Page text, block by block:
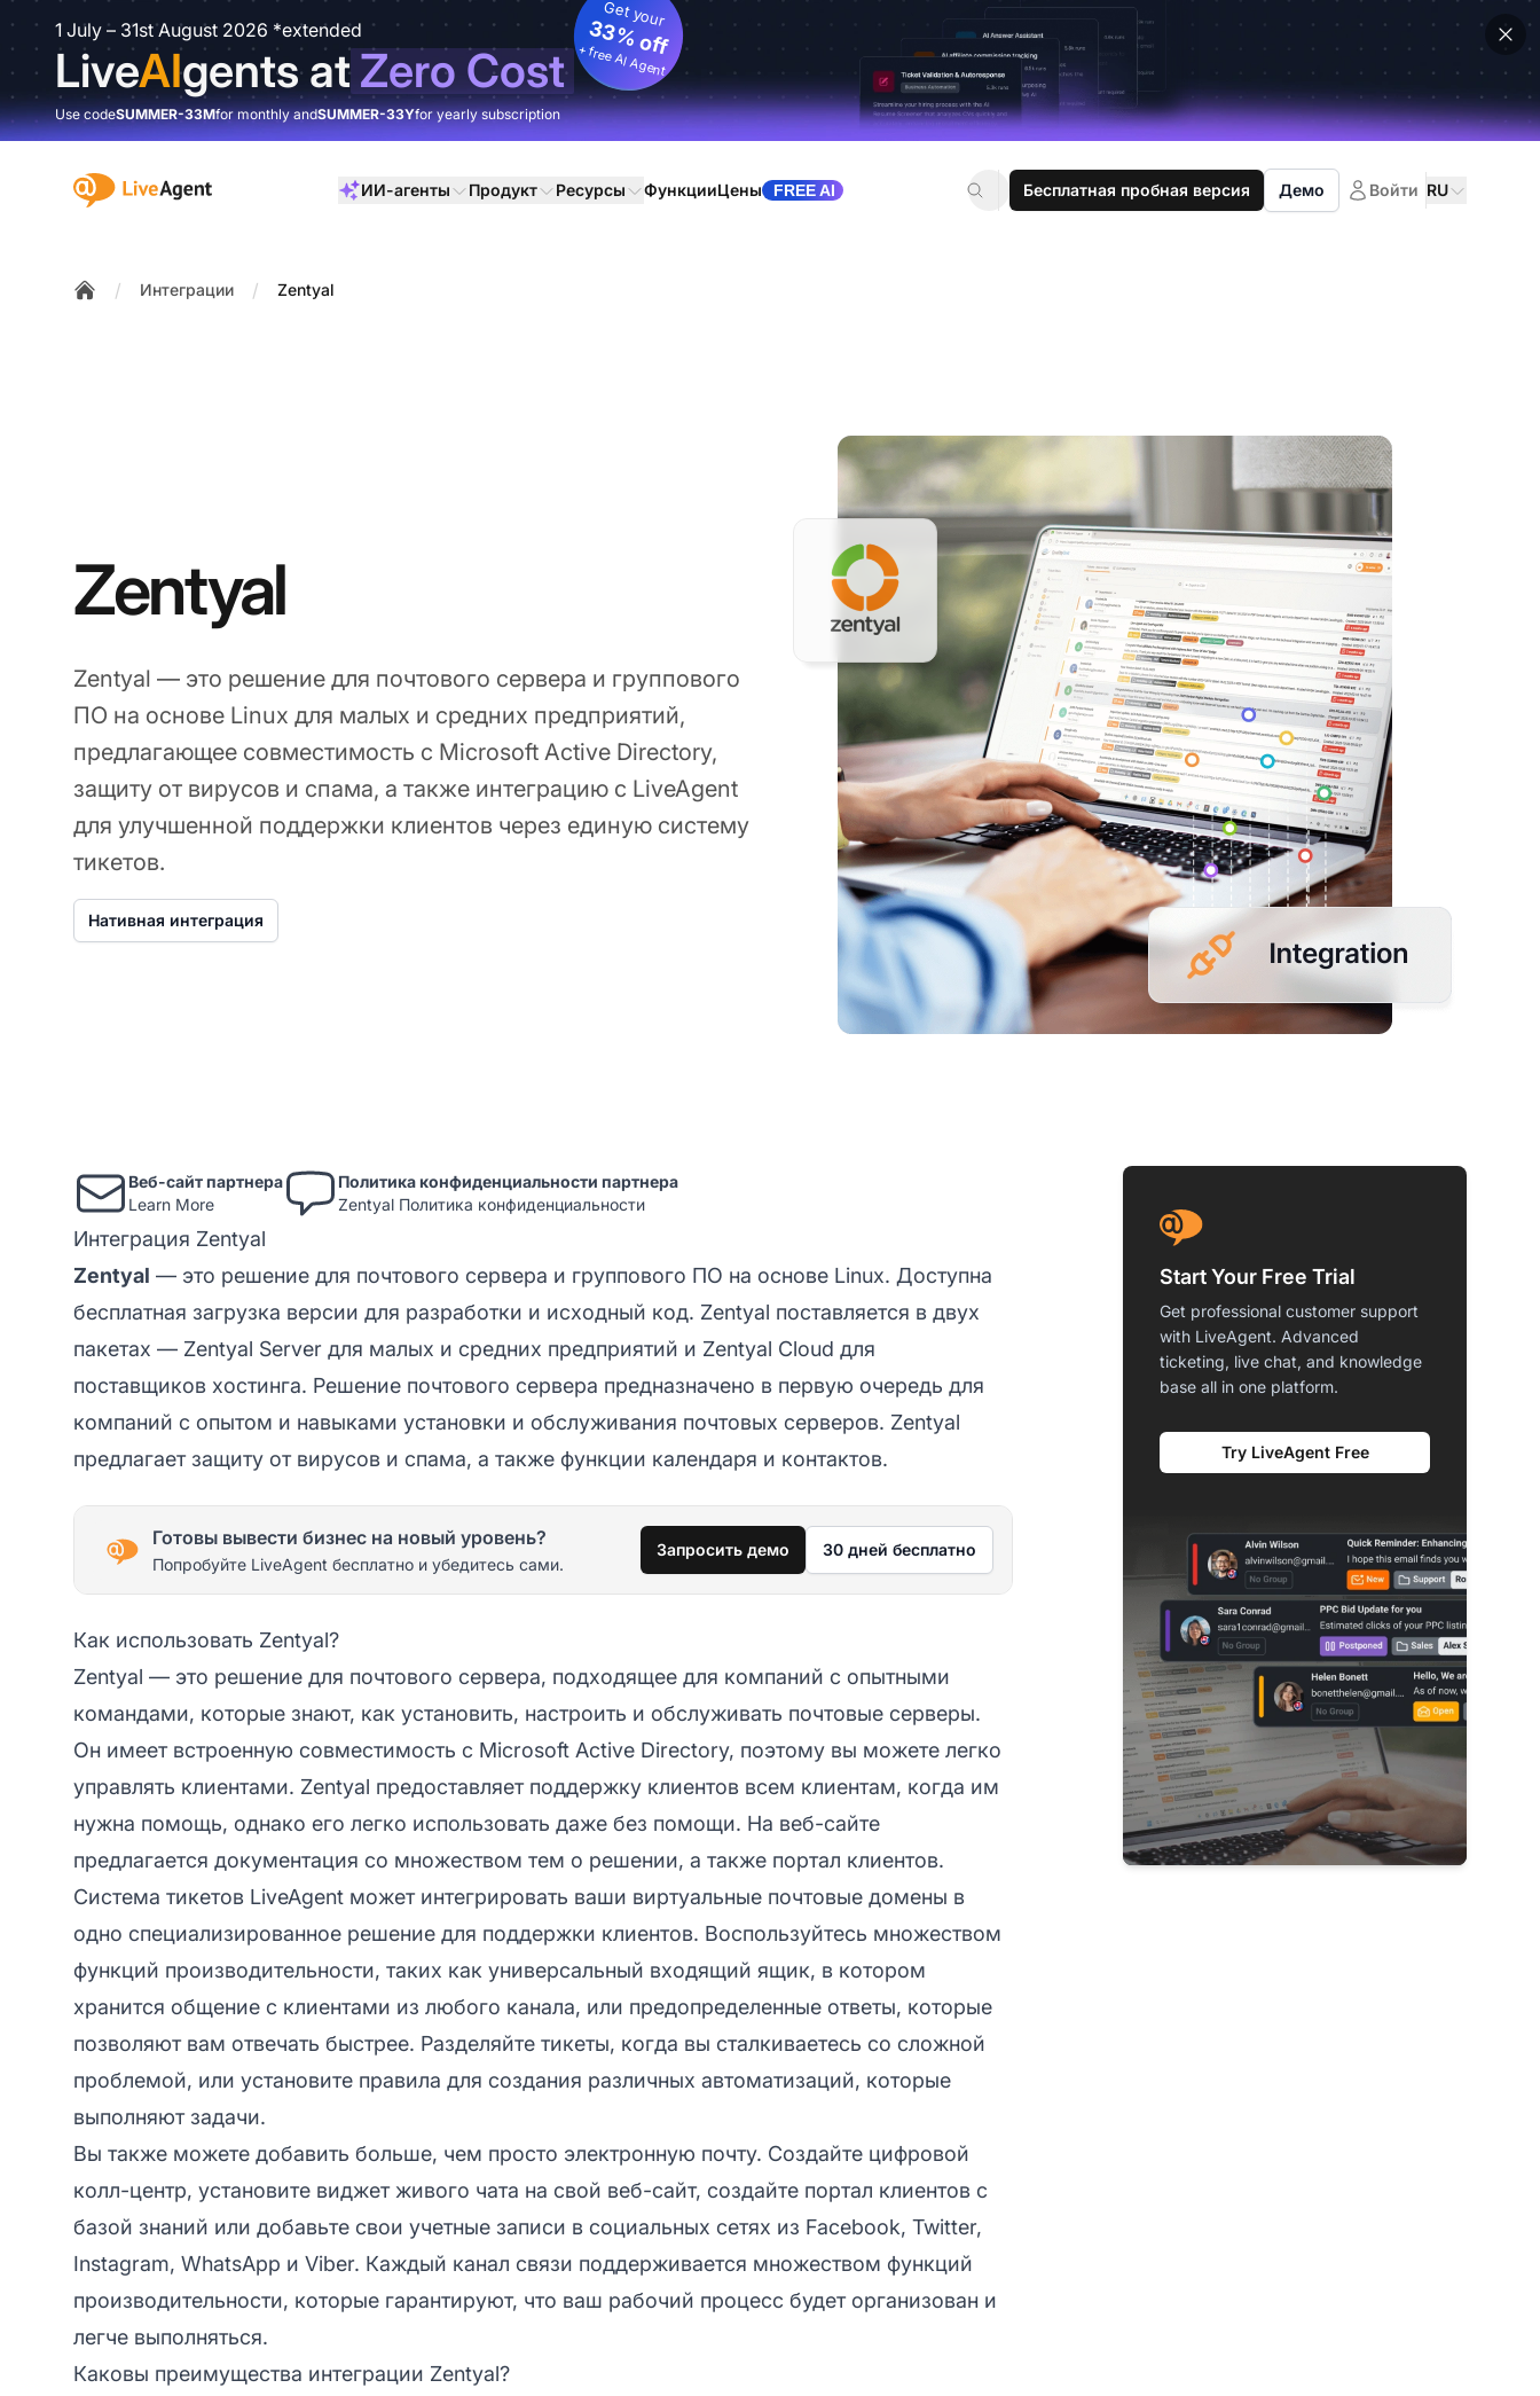
1 July – 31st August 2026 *extended
LiveAIgents atZero Cost
Get your
33% off
+ free AI Agent
Use codeSUMMER-33Mfor monthly andSUMMER-33Yfor yearly subscription
:site.title ИИ-агенты Продукт Ресурсы ФункцииЦены FREE AI Бесплатная пробная версия Демо Войти RU
/ Интеграции / Zentyal
Zentyal
Zentyal — это решение для почтового сервера и группового
ПО на основе Linux для малых и средних предприятий,
предлагающее совместимость с Microsoft Active Directory,
защиту от вирусов и спама, а также интеграцию с LiveAgent
для улучшенной поддержки клиентов через единую систему
тикетов.
Нативная интеграция
Веб-сайт партнера
Learn More
Политика конфиденциальности партнера
Zentyal Политика конфиденциальности
Интеграция Zentyal
Zentyal — это решение для почтового сервера и группового ПО на основе Linux. Доступна
бесплатная загрузка версии для разработки и исходный код. Zentyal поставляется в двух
пакетах — Zentyal Server для малых и средних предприятий и Zentyal Cloud для
поставщиков хостинга. Решение почтового сервера предназначено в первую очередь для
компаний с опытом и навыками установки и обслуживания почтовых серверов. Zentyal
предлагает защиту от вирусов и спама, а также функции календаря и контактов.
Готовы вывести бизнес на новый уровень?
Попробуйте LiveAgent бесплатно и убедитесь сами.
Запросить демо 30 дней бесплатно
Как использовать Zentyal?
Zentyal — это решение для почтового сервера, подходящее для компаний с опытными
командами, которые знают, как установить, настроить и обслуживать почтовые серверы.
Он имеет встроенную совместимость с Microsoft Active Directory, поэтому вы можете легко
управлять клиентами. Zentyal предоставляет поддержку клиентов всем клиентам, когда им
нужна помощь, однако его легко использовать даже без помощи. На веб-сайте
предлагается документация со множеством тем о решении, а также портал клиентов.
Система тикетов LiveAgent может интегрировать ваши виртуальные почтовые домены в
одно специализированное решение для поддержки клиентов. Воспользуйтесь множеством
функций производительности, таких как универсальный входящий ящик, в котором
хранится общение с клиентами из любого канала, или предопределенные ответы, которые
позволяют вам отвечать быстрее. Разделяйте тикеты, когда вы сталкиваетесь со сложной
проблемой, или установите правила для создания различных автоматизаций, которые
выполняют задачи.
Вы также можете добавить больше, чем просто электронную почту. Создайте цифровой
колл-центр, установите виджет живого чата на свой веб-сайт, создайте портал клиентов с
базой знаний или добавьте свои учетные записи в социальных сетях из Facebook, Twitter,
Instagram, WhatsApp и Viber. Каждый канал связи поддерживается множеством функций
производительности, которые гарантируют, что ваш рабочий процесс будет организован и
легче выполняться.
Каковы преимущества интеграции Zentyal?
Start Your Free Trial
Get professional customer support
with LiveAgent. Advanced
ticketing, live chat, and knowledge
base all in one platform.
Try LiveAgent Free